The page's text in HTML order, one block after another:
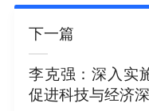
下一篇
李克强：深入实
促进科技与经济